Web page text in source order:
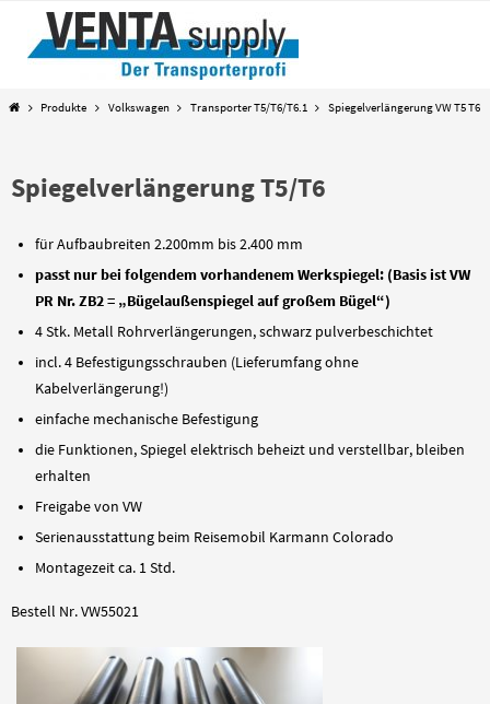
springen
StartProdukte Volkswagen Transporter T5/T6/T6.1 Spiegelverlängerung VW T5 T6
Spiegelverlängerung T5/T6
für Aufbaubreiten 2.200mm bis 2.400 mm
passt nur bei folgendem vorhandenem Werkspiegel: (Basis ist VW
PR Nr. ZB2 = „Bügelaußenspiegel auf großem Bügel“)
4 Stk. Metall Rohrverlängerungen, schwarz pulverbeschichtet
incl. 4 Befestigungsschrauben (Lieferumfang ohne
Kabelverlängerung!)
einfache mechanische Befestigung
die Funktionen, Spiegel elektrisch beheizt und verstellbar, bleiben
erhalten
Freigabe von VW
Serienausstattung beim Reisemobil Karmann Colorado
Montagezeit ca. 1 Std.
Bestell Nr. VW55021